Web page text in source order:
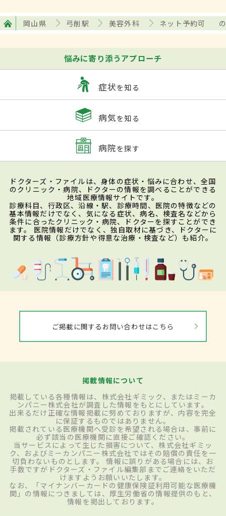
岡山県 弓削駅 美容外科 ネット予約可
悩みに寄り添うアプローチ
症状を知る
病気を知る
病院を探す
ドクターズ・ファイルは、身体の症状・悩みに合わせ、全国
のクリニック・病院、ドクターの情報を調べることができる
地域医療情報サイトです。
診療科目、行政区、沿線・駅、診療時間、医院の特徴などの
基本情報だけでなく、気になる症状、病名、検査名などから
条件に合ったクリニック・病院、ドクターを探すことができ
ます。 医院情報だけでなく、独自取材に基づき、ドクターに
関する情報（診療方針や得意な治療・検査など）も紹介。
ご掲載に関するお問い合わせはこちら
掲載情報について
掲載している各種情報は、株式会社ギミック、またはミーカ
ンパニー株式会社が調査した情報をもとにしています。
出来るだけ正確な情報掲載に努めておりますが、内容を完全
に保証するものではありません。
掲載されている医療機関へ受診を希望される場合は、事前に
必ず該当の医療機関に直接ご確認ください。
当サービスによって生じた損害について、株式会社ギミッ
ク、およびミーカンパニー株式会社ではその賠償の責任を一
切負わないものとします。 情報に誤りがある場合には、お
手数ですがドクターズ・ファイル編集部までご連絡をいただ
けますようお願いいたします。
なお、「マイナンバーカードの健康保険証利用可能な医療機
関」の情報につきましては、厚生労働省の情報提供のもと、
情報を掲出しております。